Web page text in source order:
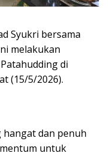
Syukri bersama
melakukan
di
(15/5/2026).
dan penuh
untuk